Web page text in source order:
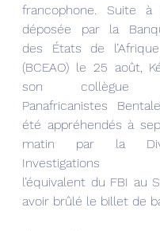
francophone. Suite à
déposée par la
des États de
(BCEAO) le 25 août,
son collègue
Panafricanistes
été appréhendés à
matin par la
Investigations
l’équivalent du FBI au
avoir brûlé le billet de